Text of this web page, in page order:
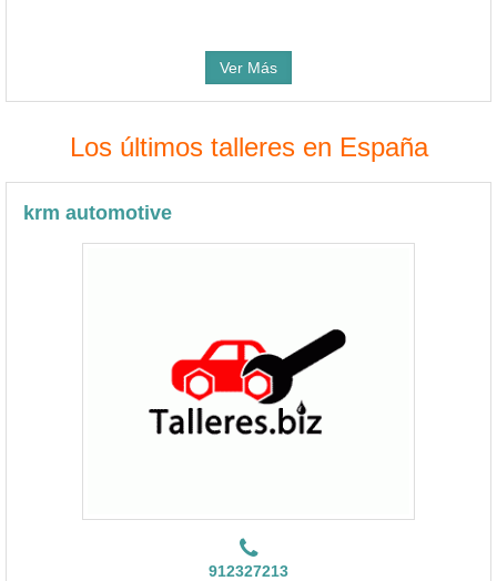
Ver Más
Los últimos talleres en España
krm automotive
912327213